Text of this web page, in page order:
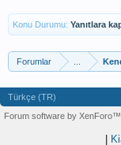
Konu Durumu: Yanıtlara
Forumlar
Türkçe (TR)
Forum software by XenForo™